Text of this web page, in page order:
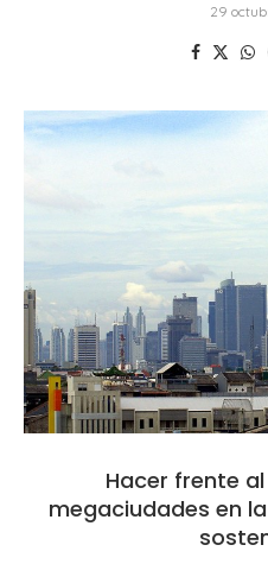
29
Hacer frente
megaciudades en